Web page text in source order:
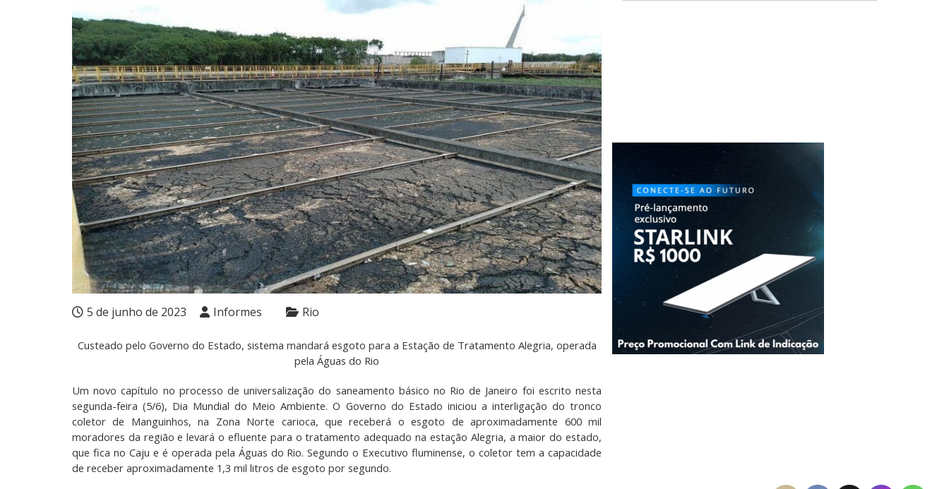
5 de junho de 2023 Informes Rio
Custeado pelo Governo do Estado, sistema mandará esgoto para a Estação de Tratamento Alegria, operada
pela Águas do Rio
Um novo capítulo no processo de universalização do saneamento básico no Rio de Janeiro foi escrito nesta
segunda-feira (5/6), Dia Mundial do Meio Ambiente. O Governo do Estado iniciou a interligação do tronco
coletor de Manguinhos, na Zona Norte carioca, que receberá o esgoto de aproximadamente 600 mil
moradores da região e levará o efluente para o tratamento adequado na estação Alegria, a maior do estado,
que fica no Caju e é operada pela Águas do Rio. Segundo o Executivo fluminense, o coletor tem a capacidade
de receber aproximadamente 1,3 mil litros de esgoto por segundo.